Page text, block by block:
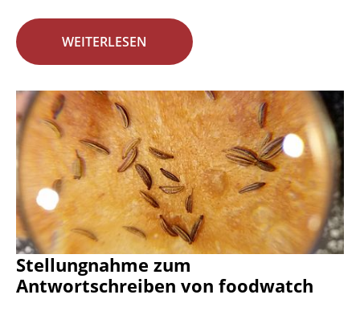
WEITERLESEN
Stellungnahme zum
Antwortschreiben von foodwatch